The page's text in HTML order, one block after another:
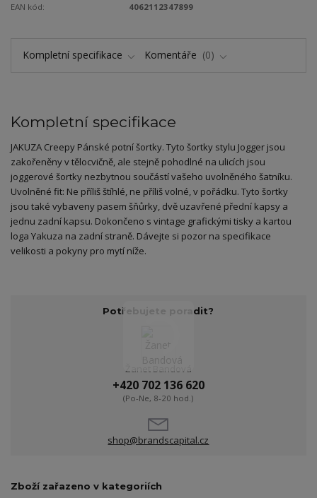
EAN kód:
4062112347899
Kompletní specifikace Komentáře 0
Kompletní specifikace
JAKUZA Creepy Pánské potní šortky. Tyto šortky stylu Jogger jsou
zakořeněny v tělocvičně, ale stejně pohodlné na ulicích jsou
joggerové šortky nezbytnou součástí vašeho uvolněného šatníku.
Uvolněné fit: Ne příliš štíhlé, ne příliš volné, v pořádku. Tyto šortky
jsou také vybaveny pasem šňůrky, dvě uzavřené přední kapsy a
jednu zadní kapsu. Dokončeno s vintage grafickými tisky a kartou
loga Yakuza na zadní straně. Dávejte si pozor na specifikace
velikosti a pokyny pro mytí níže.
Potřebujete poradit?
Žanet Bandová
+420 702 136 620
(Po-Ne, 8-20 hod.)
shop@brandscapital.cz
Zboží zařazeno v kategoriích